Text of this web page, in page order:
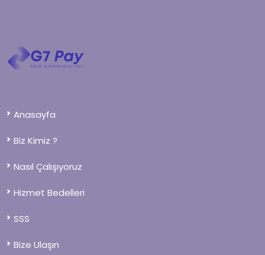
Anasayfa
Biz Kimiz ?
Nasıl Çalışıyoruz
Hizmet Bedelleri
SSS
Bize Ulaşın